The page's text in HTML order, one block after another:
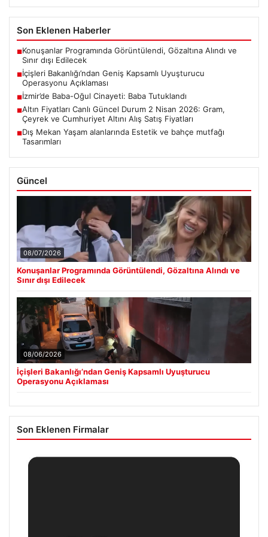
Son Eklenen Haberler
■Konuşanlar Programında Görüntülendi, Gözaltına Alındı ve
Sınır dışı Edilecek
■İçişleri Bakanlığı’ndan Geniş Kapsamlı Uyuşturucu
Operasyonu Açıklaması
■İzmir’de Baba-Oğul Cinayeti: Baba Tutuklandı
■Altın Fiyatları Canlı Güncel Durum 2 Nisan 2026: Gram,
Çeyrek ve Cumhuriyet Altını Alış Satış Fiyatları
■Dış Mekan Yaşam alanlarında Estetik ve bahçe mutfağı
Tasarımları
Güncel
08/07/2026
Konuşanlar Programında Görüntülendi, Gözaltına Alındı ve
Sınır dışı Edilecek
08/06/2026
İçişleri Bakanlığı’ndan Geniş Kapsamlı Uyuşturucu
Operasyonu Açıklaması
Son Eklenen Firmalar